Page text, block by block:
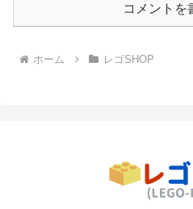
コメントを
ホーム レゴSHOP